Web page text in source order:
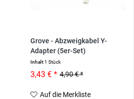
Grove - Abzweigkabel Y-
Adapter (5er-Set)
Inhalt1 Stück
4,90 € *
3,43 € *
Auf die Merkliste